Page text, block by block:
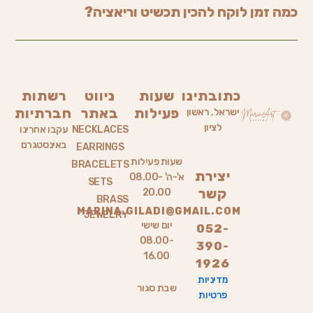
כמה זמן לוקח להכין תכשיט וריאציה?
כתובתינו
ישראל, ראשון
לציון
יצירת
קשר
MARINA.GILADI@GMAIL.COM
052-
390-
1926
מדיניות
פרטיות
שעות
פעילות
שעות פעילות
א'-ה' 08.00-
20.00
יום שישי
08.00-
16.00
שבת סגור
ניווט
באתר
NECKLACES
EARRINGS
BRACELETS
SETS
BRASS
JEWELRY
רשתות
חברתיות
עקבו אחרינו
באינסטגרם